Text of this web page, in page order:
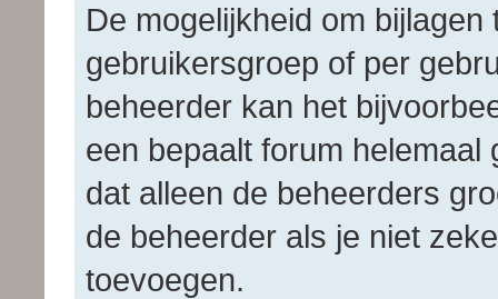
De mogelijkheid om
gebruikersgroep of per
beheerder kan het
een bepaalt forum
dat alleen de beheerders
de beheerder als je niet
toevoegen.